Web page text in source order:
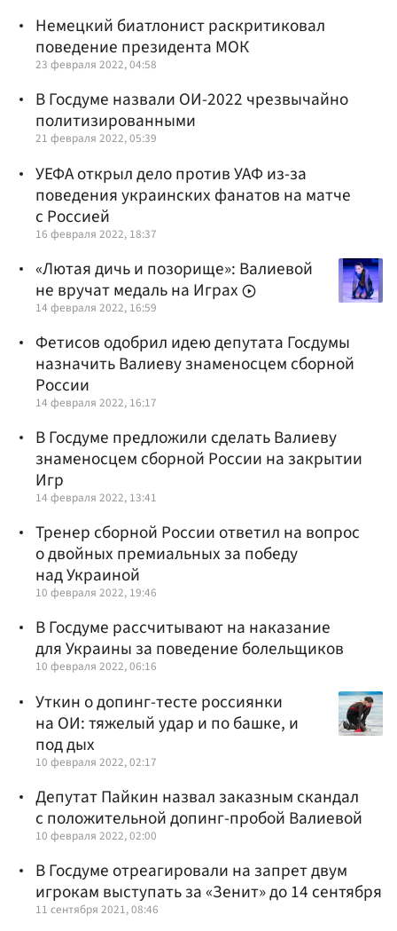
Немецкий биатлонист раскритиковал
поведение президента МОК
23 февраля 2022, 04:58
В Госдуме назвали ОИ-2022 чрезвычайно
политизированными
21 февраля 2022, 05:39
УЕФА открыл дело против УАФ из-за
поведения украинских фанатов на матче
с Россией
16 февраля 2022, 18:37
«Лютая дичь и позорище»: Валиевой
не вручат медаль на Играх
14 февраля 2022, 16:59
Фетисов одобрил идею депутата Госдумы
назначить Валиеву знаменосцем сборной
России
14 февраля 2022, 16:17
В Госдуме предложили сделать Валиеву
знаменосцем сборной России на закрытии
Игр
14 февраля 2022, 13:41
Тренер сборной России ответил на вопрос
о двойных премиальных за победу
над Украиной
10 февраля 2022, 19:46
В Госдуме рассчитывают на наказание
для Украины за поведение болельщиков
10 февраля 2022, 06:16
Уткин о допинг-тесте россиянки
на ОИ: тяжелый удар и по башке, и
под дых
10 февраля 2022, 02:17
Депутат Пайкин назвал заказным скандал
с положительной допинг-пробой Валиевой
10 февраля 2022, 02:00
В Госдуме отреагировали на запрет двум
игрокам выступать за «Зенит» до 14 сентября
11 сентября 2021, 08:46